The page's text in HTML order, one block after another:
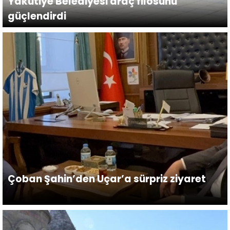
güçlendirdi
Çoban Şahin’den Uçar’a sürpriz ziyaret